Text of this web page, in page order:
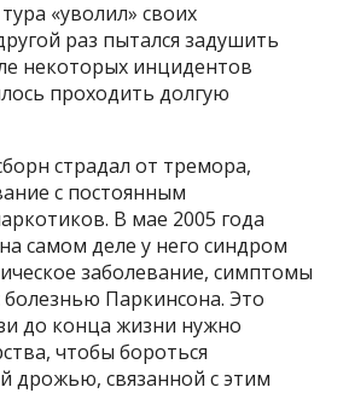
«уволил» своих
раз пытался задушить
некоторых инцидентов
проходить долгую
страдал от тремора,
с постоянным
В мае 2005 года
самом деле у него синдром
заболевание, симптомы
болезнью Паркинсона. Это
до конца жизни нужно
чтобы бороться
дрожью, связанной с этим